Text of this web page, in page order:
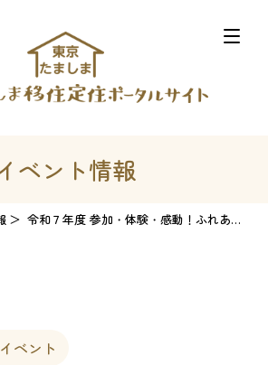
ベント情報
令和７年度 参加・体験・感動！ふれあいこどもまつり
ベント